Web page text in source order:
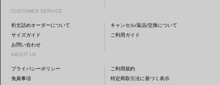
CUSTOMER SERVICE
裄丈詰めオーダーについて
キャンセル/返品/交換について
サイズガイド
ご利用ガイド
お問い合わせ
ABOUT US
プライバシーポリシー
ご利用規約
免責事項
特定商取引法に基づく表示